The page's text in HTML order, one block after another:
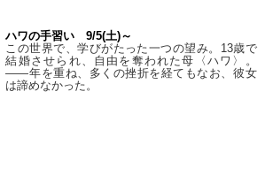
ハワの手習い 9/5(土)～
この世界で、学びがたった一つの望み。13歳で
結婚させられ、自由を奪われた母〈ハワ〉。
——年を重ね、多くの挫折を経てもなお、彼女
は諦めなかった。